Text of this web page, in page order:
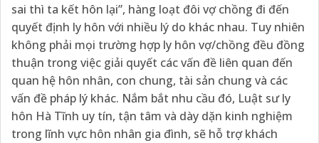
sai thì ta kết hôn lại”, hàng loạt đôi vợ chồng đi đến
quyết định ly hôn với nhiều lý do khác nhau. Tuy nhiên
không phải mọi trường hợp ly hôn vợ/chồng đều đồng
thuận trong việc giải quyết các vấn đề liên quan đến
quan hệ hôn nhân, con chung, tài sản chung và các
vấn đề pháp lý khác. Nắm bắt nhu cầu đó, Luật sư ly
hôn Hà Tĩnh uy tín, tận tâm và dày dặn kinh nghiệm
trong lĩnh vực hôn nhân gia đình, sẽ hỗ trợ khách